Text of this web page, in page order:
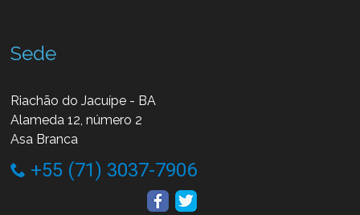
Sede
Riachão do Jacuípe - BA
Alameda 12, número 2
Asa Branca
+55 (71) 3037-7906